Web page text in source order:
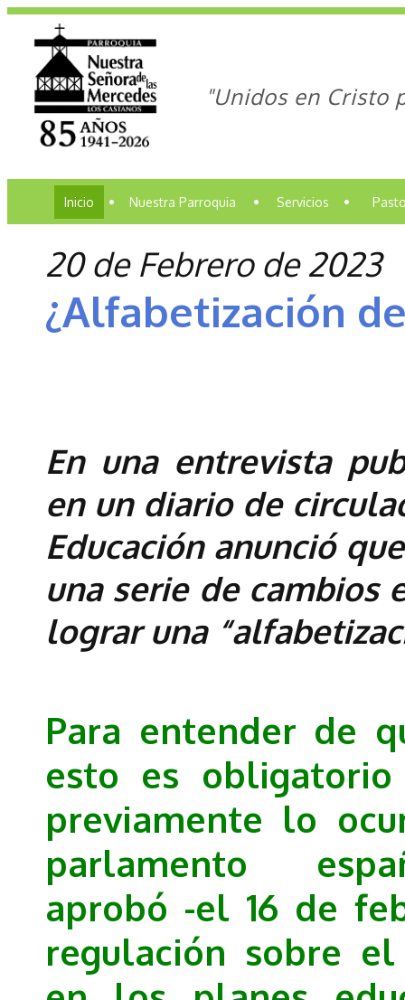
"Unidos en Cristo
Inicio • Nuestra Parroquia • Servicios •
20 de Febrero de 2023
¿Alfabetización
En una entrevista
en un diario de
Educación anunció
una serie de cambios
lograr una
Para entender de
esto es obligatorio
previamente lo
parlamento
aprobó -el 16 de
regulación sobre